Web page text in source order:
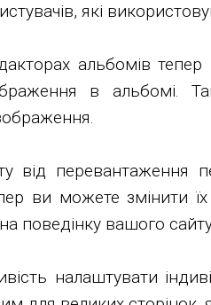
які
альбомів тепер
в альбомі.
від перевантаження
ви можете змінити
поведінку вашого
налаштувати